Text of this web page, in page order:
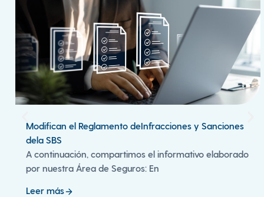
Modifican el Reglamento deInfracciones y Sanciones
dela SBS
A continuación, compartimos el informativo elaborado
por nuestra Área de Seguros: En
Leer más